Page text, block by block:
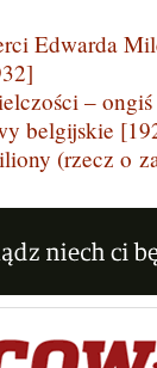
Edwarda
–
belgijskie
(rzecz o